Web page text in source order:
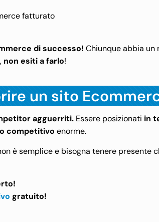
di successo! Chiunque abbia un
non esiti a farlo!
un sito
agguerriti. Essere posizionati in
competitivo enorme.
è semplice e bisogna tenere presente
gratuito!